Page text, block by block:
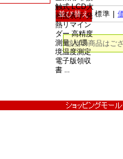
並び替え 標準 |
該当の商品はご